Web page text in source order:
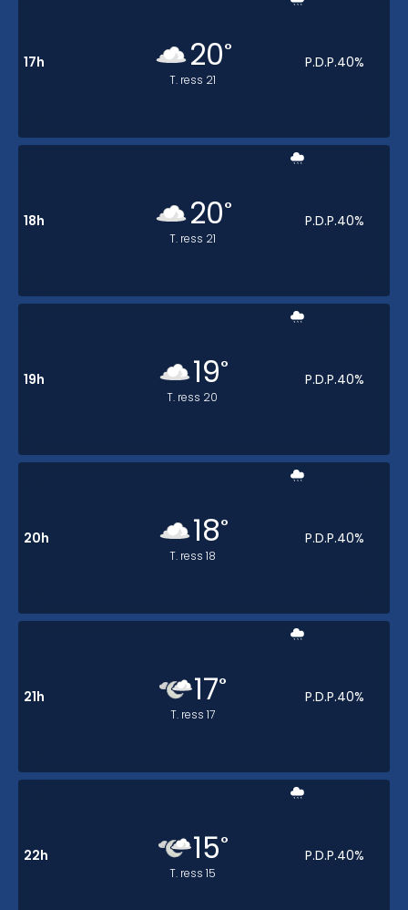
17h 20°
T. ress 21
P.D.P.40%
18h 20°
T. ress 21
P.D.P.40%
19h 19°
T. ress 20
P.D.P.40%
20h 18°
T. ress 18
P.D.P.40%
21h 17°
T. ress 17
P.D.P.40%
22h 15°
T. ress 15
P.D.P.40%